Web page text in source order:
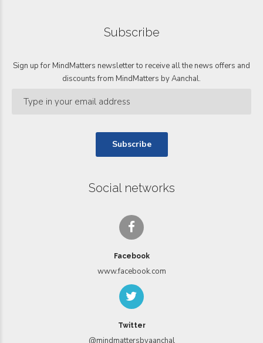
Subscribe
Sign up for MindMatters newsletter to receive all the news offers and
discounts from MindMatters by Aanchal.
Social networks
Facebook
www.facebook.com
Twitter
@mindmattersbyaanchal